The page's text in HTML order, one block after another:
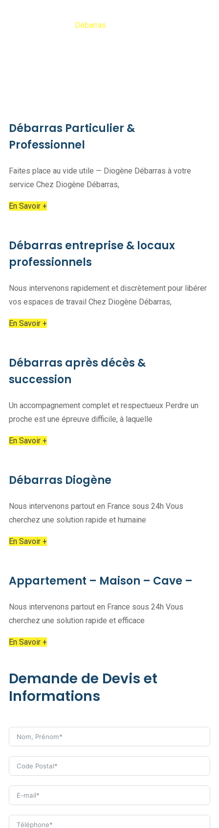
Débarras
Débarras Particulier &
Professionnel
Faites place au vide utile — Diogène Débarras à votre
service Chez Diogène Débarras,
En Savoir +
Débarras entreprise & locaux
professionnels
Nous intervenons rapidement et discrètement pour libérer
vos espaces de travail Chez Diogène Débarras,
En Savoir +
Débarras après décès &
succession
Un accompagnement complet et respectueux Perdre un
proche est une épreuve difficile, à laquelle
En Savoir +
Débarras Diogène
Nous intervenons partout en France sous 24h Vous
cherchez une solution rapide et humaine
En Savoir +
Appartement – Maison – Cave –
Nous intervenons partout en France sous 24h Vous
cherchez une solution rapide et efficace
En Savoir +
Demande de Devis et
Informations